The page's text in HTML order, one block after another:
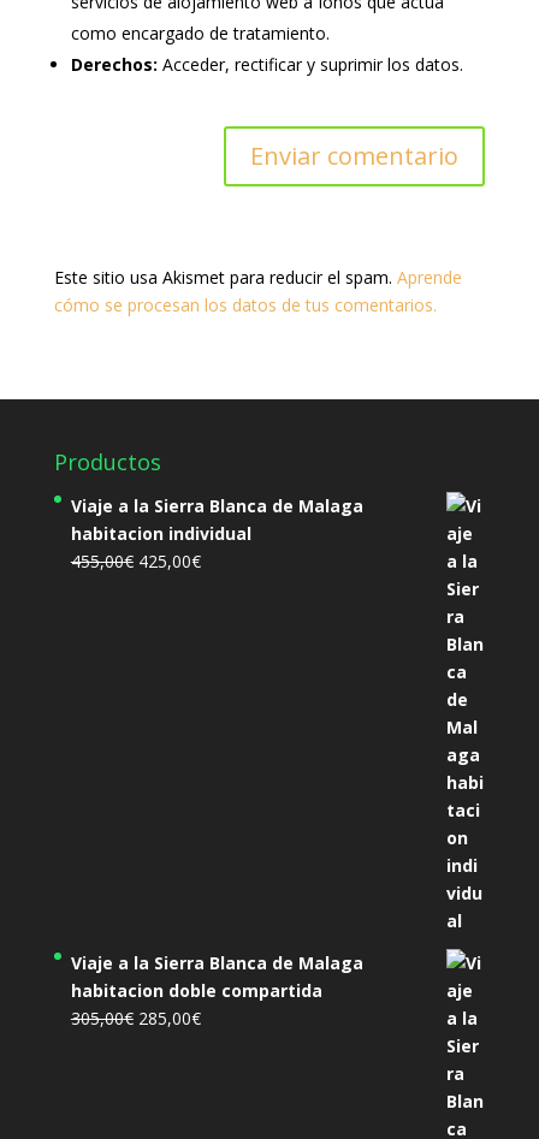
como encargado de tratamiento.
Derechos: Acceder, rectificar y suprimir los datos.
Este sitio usa Akismet para reducir el spam. Aprende
cómo se procesan los datos de tus comentarios.
Productos
Viaje a la Sierra Blanca de Malaga
habitacion individual
455,00€ El
425,00€El
Viaje a la Sierra Blanca de Malaga
habitacion doble compartida
305,00€ El
285,00€El